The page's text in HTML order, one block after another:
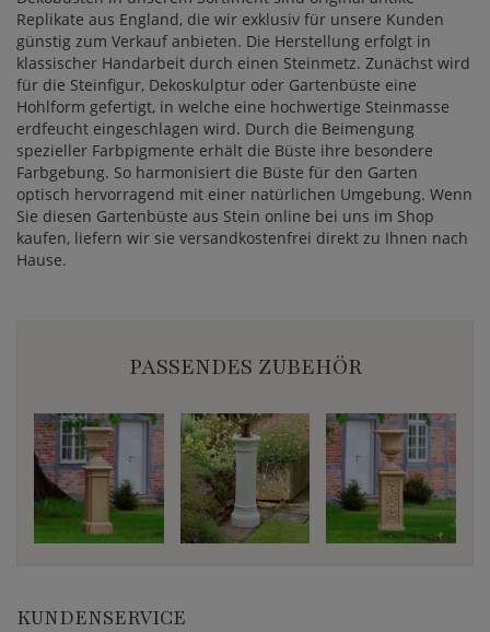
Replikate aus England, die wir exklusiv für unsere Kunden
günstig zum Verkauf anbieten. Die Herstellung erfolgt in
klassischer Handarbeit durch einen Steinmetz. Zunächst wird
für die Steinfigur, Dekoskulptur oder Gartenbüste eine
Hohlform gefertigt, in welche eine hochwertige Steinmasse
erdfeucht eingeschlagen wird. Durch die Beimengung
spezieller Farbpigmente erhält die Büste ihre besondere
Farbgebung. So harmonisiert die Büste für den Garten
optisch hervorragend mit einer natürlichen Umgebung. Wenn
Sie diesen Gartenbüste aus Stein online bei uns im Shop
kaufen, liefern wir sie versandkostenfrei direkt zu Ihnen nach
Hause.
PASSENDES ZUBEHÖR
KUNDENSERVICE